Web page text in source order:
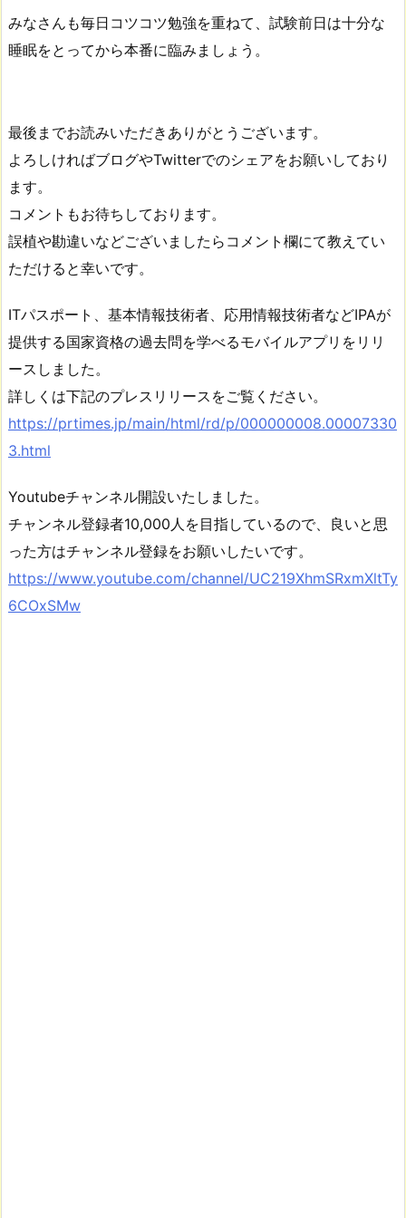
みなさんも毎日コツコツ勉強を重ねて、試験前日は十分な
睡眠をとってから本番に臨みましょう。
最後までお読みいただきありがとうございます。
よろしければブログやTwitterでのシェアをお願いしており
ます。
コメントもお待ちしております。
誤植や勘違いなどございましたらコメント欄にて教えてい
ただけると幸いです。
ITパスポート、基本情報技術者、応用情報技術者などIPAが
提供する国家資格の過去問を学べるモバイルアプリをリリ
ースしました。
詳しくは下記のプレスリリースをご覧ください。
https://prtimes.jp/main/html/rd/p/000000008.00007330
3.html
Youtubeチャンネル開設いたしました。
チャンネル登録者10,000人を目指しているので、良いと思
った方はチャンネル登録をお願いしたいです。
https://www.youtube.com/channel/UC219XhmSRxmXltTy
6COxSMw